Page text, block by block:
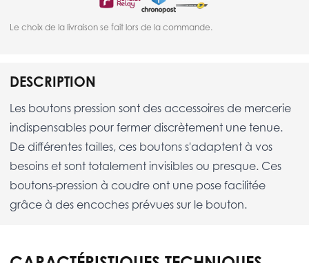
Le choix de la livraison se fait lors de la commande.
DESCRIPTION
Les boutons pression sont des accessoires de mercerie
indispensables pour fermer discrètement une tenue.
De différentes tailles, ces boutons s'adaptent à vos
besoins et sont totalement invisibles ou presque. Ces
boutons-pression à coudre ont une pose facilitée
grâce à des encoches prévues sur le bouton.